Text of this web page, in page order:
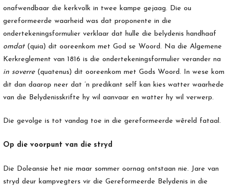
onafwendbaar die kerkvolk in twee kampe gejaag. Die ou
gereformeerde waarheid was dat proponente in die
ondertekeningsformulier verklaar dat hulle die belydenis handhaaf
omdat(quia) dit ooreenkom met God se Woord. Na die Algemene
Kerkreglement van 1816 is die ondertekeningsformulier verander na
in soverre(quatenus) dit ooreenkom met Gods Woord. In wese kom
dit dan daarop neer dat ’n predikant self kan kies watter waarhede
van die Belydenisskrifte hy wil aanvaar en watter hy wil verwerp.
Die gevolge is tot vandag toe in die gereformeerde wêreld fataal.
Op die voorpunt van die stryd
Die Doleansie het nie maar sommer oornag ontstaan nie. Jare van
stryd deur kampvegters vir die Gereformeerde Belydenis in die